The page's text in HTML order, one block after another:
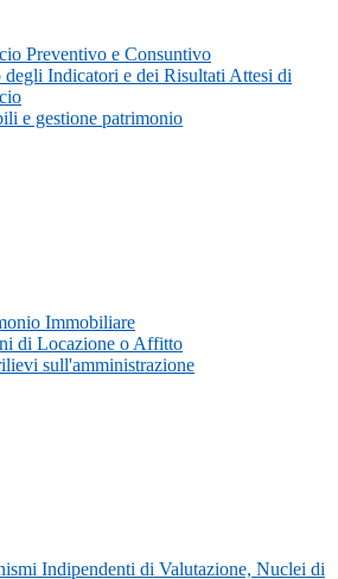
Preventivo e Consuntivo
degli Indicatori e dei Risultati Attesi di
e gestione patrimonio
Immobiliare
di Locazione o Affitto
sull'amministrazione
Indipendenti di Valutazione, Nuclei di